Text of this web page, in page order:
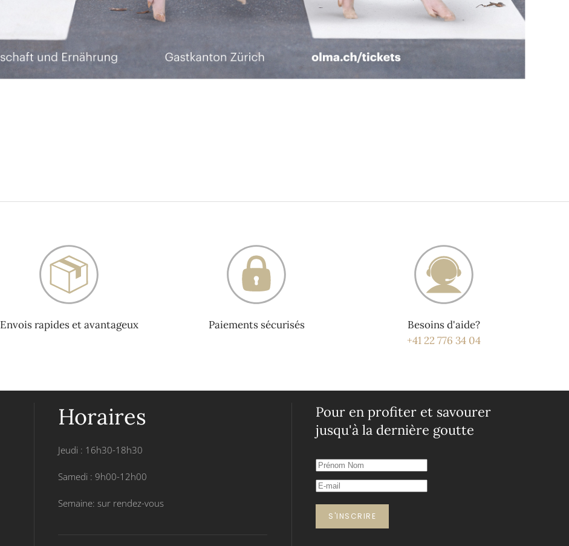
Envois rapides et avantageux Paiements sécurisés
Besoins d'aide?
+41 22 776 34 04
Horaires
Jeudi : 16h30-18h30
Samedi : 9h00-12h00
Semaine: sur rendez-vous
Pour en profiter et savourer
jusqu'à la dernière goutte
S'INSCRIRE